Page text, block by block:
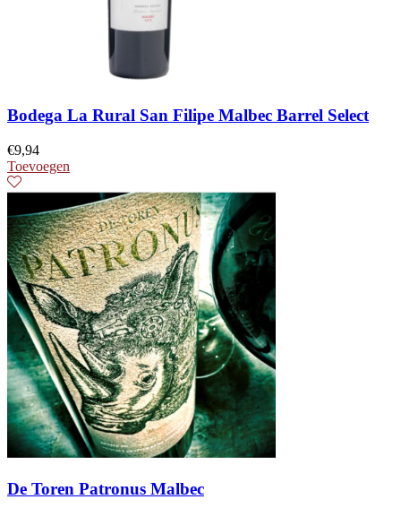
Bodega La Rural San Filipe Malbec Barrel Select
€9,94
Toevoegen
De Toren Patronus Malbec